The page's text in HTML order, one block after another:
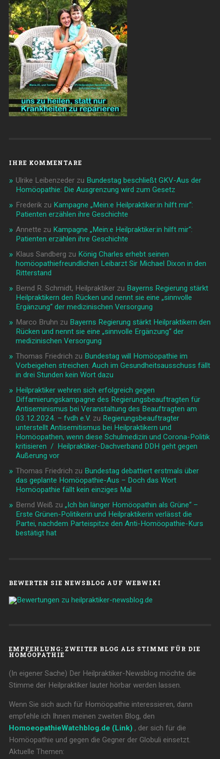
IHRE KOMMENTARE
Ulrike Leibenzederzu Bundestag beschließt GKV-Aus der
Homöopathie: Die Ausgrenzung wird zum Gesetz
Frederikzu Kampagne „Mein:e Heilpraktiker:in hilft mir“:
Patienten erzählen ihre Geschichte
Annette zu Kampagne „Mein:e Heilpraktiker:in hilft mir“:
Patienten erzählen ihre Geschichte
Klaus Sandberg zu König Charles erhebt seinen
homöopathiefreundlichen Leibarzt Sir Michael Dixon in den
Ritterstand
Bernd R. Schmidt, Heilpraktikerzu Bayerns Regierung stärkt
Heilpraktikern den Rücken und nennt sie eine „sinnvolle
Ergänzung“ der medizinischen Versorgung
Marco Bruhn zu Bayerns Regierung stärkt Heilpraktikern den
Rücken und nennt sie eine „sinnvolle Ergänzung“ der
medizinischen Versorgung
Thomas Friedrich zu Bundestag will Homöopathie im
Vorbeigehen streichen: Auch im Gesundheitsausschuss fällt
in drei Stunden kein Wort dazu
Heilpraktiker wehren sich erfolgreich gegen
Diffamierungskampagne des Regierungsbeauftragten für
Antiseminismus bei Veranstaltung des Beauftragten am
03.12.2024. – fvdh e.V. zu Regierungsbeauftragter
unterstellt Antisemitismus bei Heilpraktikern und
Homöopathen, wenn diese Schulmedizin und Corona-Politik
kritisieren / Heilpraktiker-Dachverband DDH geht gegen
Äußerung vor
Thomas Friedrich zu Bundestag debattiert erstmals über
das geplante Homöopathie-Aus – Doch das Wort
Homöopathie fällt kein einziges Mal
Bernd Weiß zu „Ich bin länger Homöopathin als Grüne“ –
Erste Grünen-Politikerin und Heilpraktikerin verlässt die
Partei, nachdem Parteispitze den Anti-Homöopathie-Kurs
bestätigt hat
BEWERTEN SIE NEWSBLOG AUF WEBWIKI
EMPFEHLUNG: ZWEITER BLOG ALS STIMME FÜR DIE
HOMÖOPATHIE
(In eigener Sache) Der Heilpraktiker-Newsblog möchte die
Stimme der Heilpraktiker lauter hörbar werden lassen.
Wenn Sie sich auch für Homöopathie interessieren, dann
empfehle ich Ihnen meinen zweiten Blog, den
HomoeopathieWatchblog.de (Link) , der sich für die
Homöopathie und gegen die Gegner der Globuli einsetzt.
Aktuelle Themen: